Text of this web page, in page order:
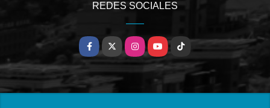
REDES SOCIALES
Facebook
X InstagramYouTubeTikTok